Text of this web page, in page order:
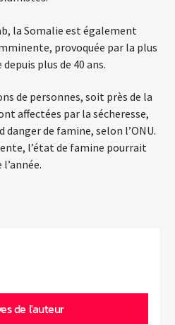
la Somalie est également
provoquée par la plus
plus de 40 ans.
de personnes, soit près de la
affectées par la sécheresse,
danger de famine, selon l’ONU.
l’état de famine pourrait
de l'auteur